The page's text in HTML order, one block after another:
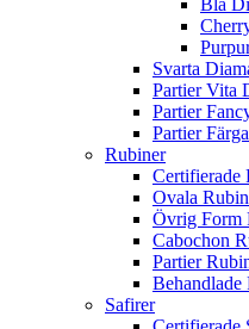
Blå
Svarta
Partier Vita
Partier
Partier
Rubiner
Certifierade
Ovala
Övrig Form
Cabochon
Partier
Behandlade
Safirer